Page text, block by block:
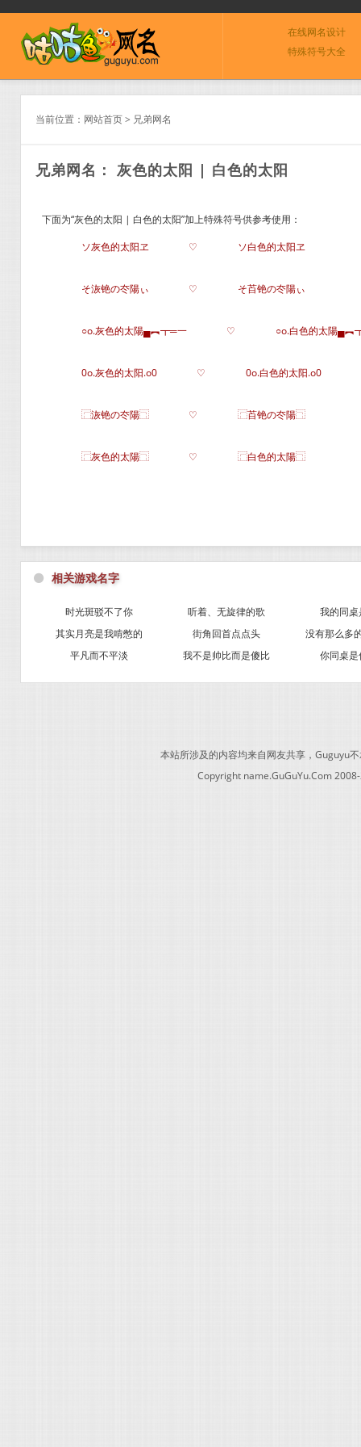
在线网名设计
特殊符号大全
当前位置： 网站首页> 兄弟网名
兄弟网名： 灰色的太阳 | 白色的太阳
下面为“灰色的太阳 | 白色的太阳”加上特殊符号供参考使用：
ソ灰色的太阳ヱ
♡ ソ白色的太阳ヱ
そ洃铯の冭陽ぃ ♡ そ苩铯の冭陽ぃ
○o.灰色的太陽▄︻┳═一 ♡ ○o.白色的太陽
0o.灰色的太阳.o0 ♡ 0o.白色的太阳.o0
⿸洃铯の冭陽⿹ ♡ ⿸苩铯の冭陽⿹
⿸灰色的太陽⿹ ♡ ⿸白色的太陽⿹
⚫ 相关游戏名字
时光斑驳不了你 听着、无旋律的歌
我的同
其实月亮是我啃憋的
街角回首点点头
没有那么多
平凡而不平淡
我不是帅比而是傻比 你同桌
本站所涉及的内容均来自网友共享，Guguyu
Copyright name.GuGuYu.Com